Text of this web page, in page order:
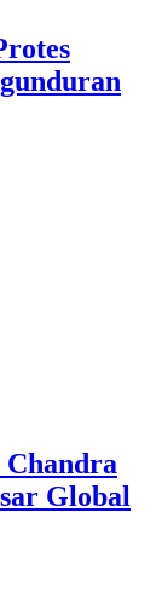
Global